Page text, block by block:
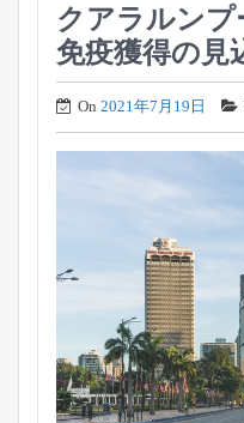
クアラルンプ
免疫獲得の見
On 2021年7月19日